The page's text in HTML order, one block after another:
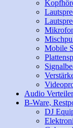
Mobile
Audio
B-Ware,
DJ